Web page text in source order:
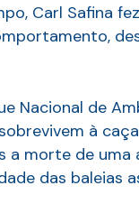
Carl Safina
Nacional de
à
morte de
das baleias